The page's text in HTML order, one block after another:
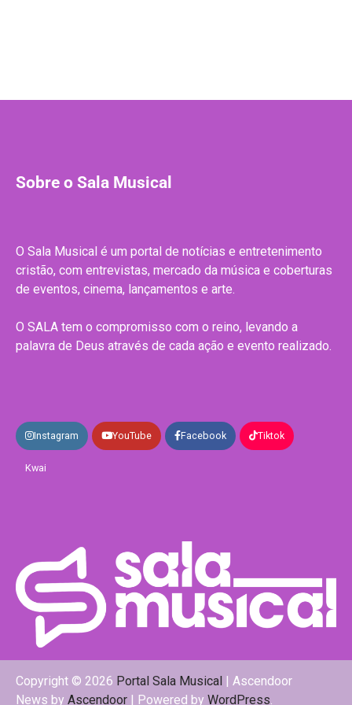
Sobre o Sala Musical
O Sala Musical é um portal de notícias e entretenimento
cristão, com entrevistas, mercado da música e coberturas
de eventos, cinema, lançamentos e arte.
O SALA tem o compromisso com o reino, levando a
palavra de Deus através de cada ação e evento realizado.
Instagram YouTube Facebook Tiktok
Kwai
Copyright © 2026 Portal Sala Musical
| Ascendoor
News by Ascendoor | Powered by WordPress.